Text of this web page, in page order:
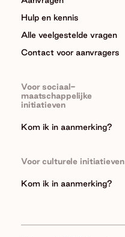
Hulp en kennis
Alle veelgestelde vragen
Contact voor aanvragers
Voor sociaal-
maatschappelijke
initiatieven
Kom ik in aanmerking?
Voor culturele initiatieven
Kom ik in aanmerking?